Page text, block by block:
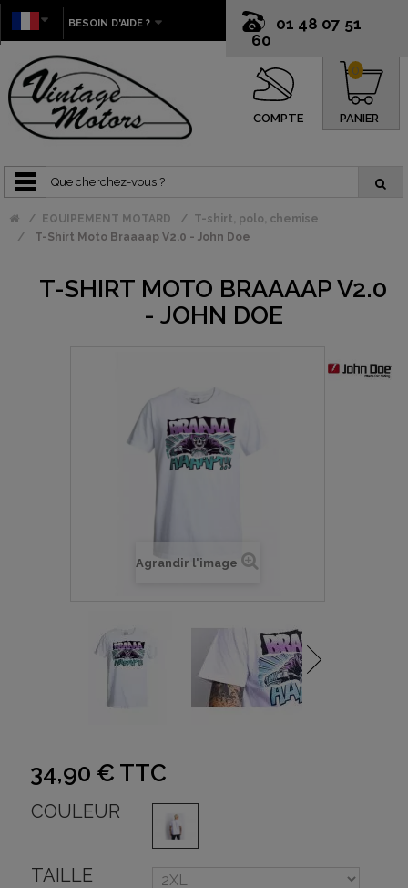
01 48 07 51
60
BESOIN D'AIDE ?
COMPTE PANIER
0
EQUIPEMENT MOTARD
T-shirt, polo, chemise
T-Shirt Moto Braaaap V2.0 - John Doe
T-SHIRT MOTO BRAAAAP V2.0
- JOHN DOE
Agrandir l'image
34,90 € TTC
COULEUR
TAILLE